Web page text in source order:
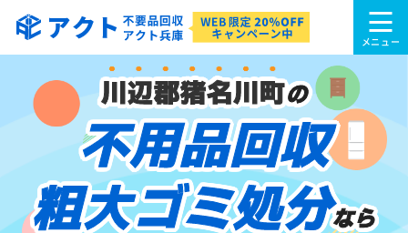
川辺郡猪名川町の
不用品回収
粗大ゴミ処分なら